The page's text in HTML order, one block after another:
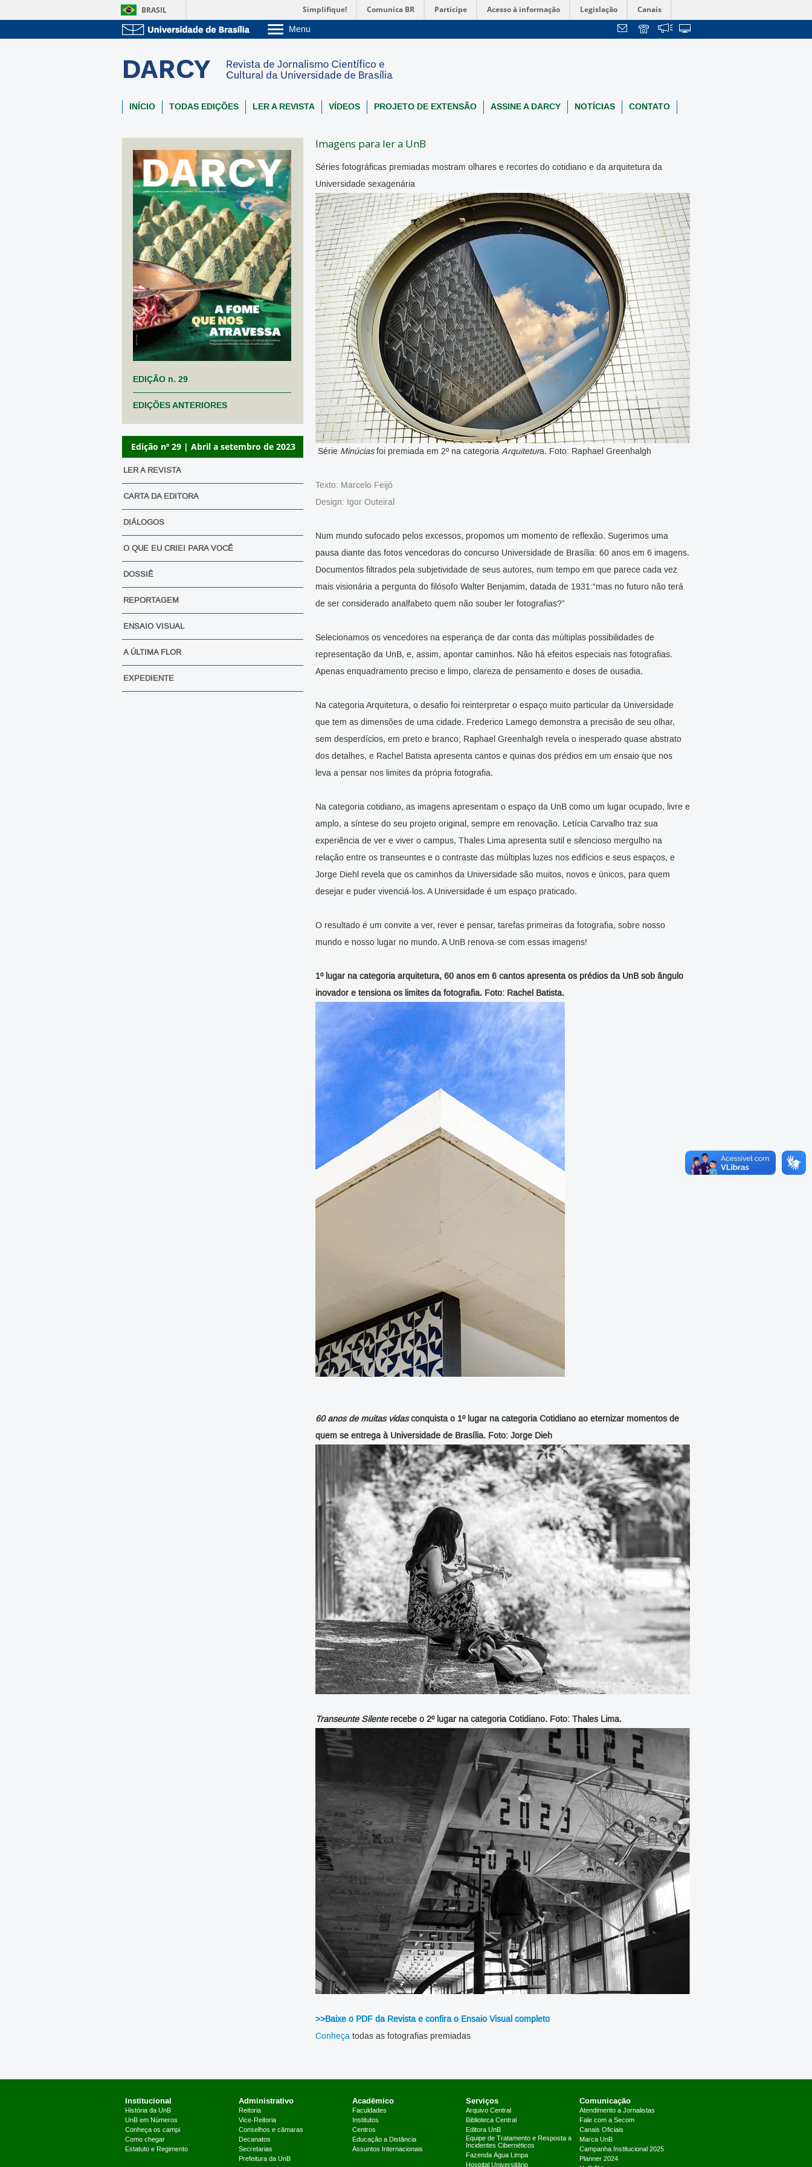
BRASIL Simplifique! Comunica BR Participe Acesso à informação Legislação Canais
Menu
Estude na UnB
Graduação
Administração
INÍCIO TODAS EDIÇÕES LER A REVISTA VÍDEOS PROJETO DE EXTENSÃO ASSINE A DARCY NOTÍCIAS CONTATO
EDIÇÃO n. 29
EDIÇÕES ANTERIORES
Edição nº 29 | Abril a setembro de 2023
LER A REVISTA
CARTA DA EDITORA
DIÁLOGOS
O QUE EU CRIEI PARA VOCÊ
DOSSIÊ
REPORTAGEM
ENSAIO VISUAL
A ÚLTIMA FLOR
EXPEDIENTE
Imagens para ler a UnB
Séries fotográficas premiadas mostram olhares e recortes do cotidiano e da arquitetura da
Universidade sexagenária
Série Minúciasfoi premiada em 2º na categoria Arquitetura. Foto: Raphael Greenhalgh
Texto: Marcelo Feijó
Design: Igor Outeiral
Num mundo sufocado pelos excessos, propomos um momento de reflexão. Sugerimos uma
pausa diante das fotos vencedoras do concurso Universidade de Brasília: 60 anos em 6 imagens.
Documentos filtrados pela subjetividade de seus autores, num tempo em que parece cada vez
mais visionária a pergunta do filósofo Walter Benjamim, datada de 1931:“mas no futuro não terá
de ser considerado analfabeto quem não souber ler fotografias?”
Selecionamos os vencedores na esperança de dar conta das múltiplas possibilidades de
representação da UnB, e, assim, apontar caminhos. Não há efeitos especiais nas fotografias.
Apenas enquadramento preciso e limpo, clareza de pensamento e doses de ousadia.
Na categoria Arquitetura, o desafio foi reinterpretar o espaço muito particular da Universidade
que tem as dimensões de uma cidade. Frederico Lamego demonstra a precisão de seu olhar,
sem desperdícios, em preto e branco; Raphael Greenhalgh revela o inesperado quase abstrato
dos detalhes, e Rachel Batista apresenta cantos e quinas dos prédios em um ensaio que nos
leva a pensar nos limites da própria fotografia.
Na categoria cotidiano, as imagens apresentam o espaço da UnB como um lugar ocupado, livre e
amplo, a síntese do seu projeto original, sempre em renovação. Letícia Carvalho traz sua
experiência de ver e viver o campus, Thales Lima apresenta sutil e silencioso mergulho na
relação entre os transeuntes e o contraste das múltiplas luzes nos edifícios e seus espaços, e
Jorge Diehl revela que os caminhos da Universidade são muitos, novos e únicos, para quem
desejar e puder vivenciá-los. A Universidade é um espaço praticado.
O resultado é um convite a ver, rever e pensar, tarefas primeiras da fotografia, sobre nosso
mundo e nosso lugar no mundo. A UnB renova-se com essas imagens!
1º lugar na categoria arquitetura, 60 anos em 6 cantos apresenta os prédios da UnB sob ângulo
inovador e tensiona os limites da fotografia. Foto: Rachel Batista.
60 anos de muitas vidasconquista o 1º lugar na categoria Cotidiano ao eternizar momentos de
quem se entrega à Universidade de Brasília. Foto: Jorge Dieh
Transeunte Silenterecebe o 2º lugar na categoria Cotidiano. Foto: Thales Lima.
>>Baixe o PDF da Revista e confira o Ensaio Visual completo
Conheça todas as fotografias premiadas
Institucional
História da UnB
UnB em Números
Conheça os campi
Como chegar
Estatuto e Regimento
Administrativo
Reitoria
Vice-Reitoria
Conselhos e câmaras
Decanatos
Secretarias
Prefeitura da UnB
Acadêmico
Faculdades
Institutos
Centros
Educação a Distância
Assuntos Internacionais
Serviços
Arquivo Central
Biblioteca Central
Editora UnB
Equipe de Tratamento e Resposta a
Incidentes Cibernéticos
Fazenda Água Limpa
Hospital Universitário
Comunicação
Atendimento a Jornalistas
Fale com a Secom
Canais Oficiais
Marca UnB
Campanha Institucional 2025
Planner 2024